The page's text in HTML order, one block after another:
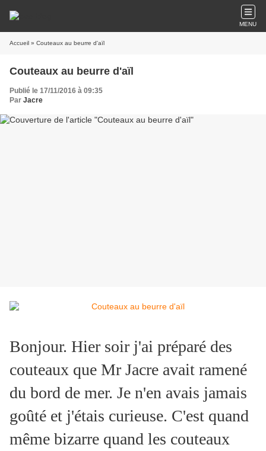
MENU
Accueil » Couteaux au beurre d'aïl
Couteaux au beurre d'aïl
Publié le 17/11/2016 à 09:35
Par Jacre
Bonjour. Hier soir j'ai préparé des
couteaux que Mr Jacre avait ramené
du bord de mer. Je n'en avais jamais
goûté et j'étais curieuse. C'est quand
même bizarre quand les couteaux